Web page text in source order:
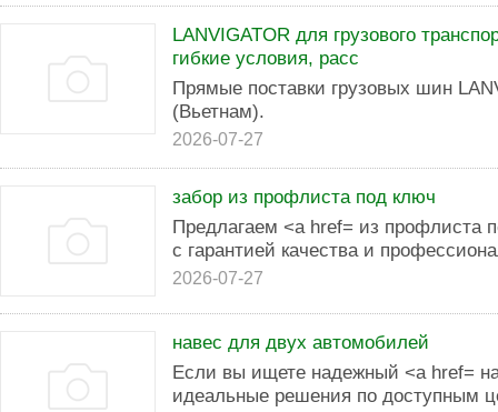
LANVIGATOR для грузового
гибкие условия, расс
Прямые поставки грузовых шин
(Вьетнам).
2026-07-27
забор из профлиста под ключ
Предлагаем <a href= из профлиста
с гарантией качества и
2026-07-27
навес для двух автомобилей
Если вы ищете надежный <a href=
идеальные решения по доступным